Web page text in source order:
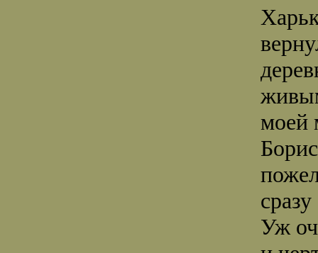
моей
Уж